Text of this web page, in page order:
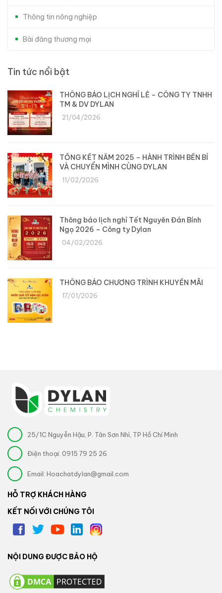
Thông tin nông nghiệp
Bài đăng thương mại
Tin tức nổi bật
THÔNG BÁO LỊCH NGHỈ LỄ – CÔNG TY TNHH
TM & DV DYLAN
21/04/2026
TỔNG KẾT NĂM 2025 – HÀNH TRÌNH BỀN BỈ
VÀ CHUYỂN MÌNH CÙNG DYLAN
11/02/2026
Thông báo lịch nghỉ Tết Nguyên Đán Bính
Ngọ 2026 – Công ty Dylan
04/02/2026
THÔNG BÁO CHƯƠNG TRÌNH KHUYẾN MÃI
17/01/2026
25/1C Nguyễn Hậu, P. Tân Sơn Nhì, TP Hồ Chí Minh
Điện thoại: 0915 79 25 26
Email: Hoachatdylan@gmail.com
HỖ TRỢ KHÁCH HÀNG
KẾT NỐI VỚI CHÚNG TÔI
NỘI DUNG ĐƯỢC BẢO HỘ